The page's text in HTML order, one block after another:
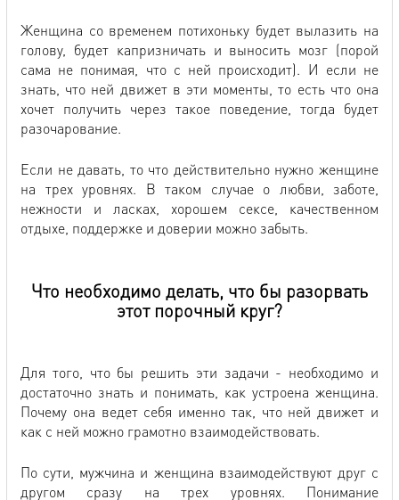
Женщина со временем потихоньку будет вылазить на
голову, будет капризничать и выносить мозг (порой
сама не понимая, что с ней происходит). И если не
знать, что ней движет в эти моменты, то есть что она
хочет получить через такое поведение, тогда будет
разочарование.
Если не давать, то что действительно нужно женщине
на трех уровнях. В таком случае о любви, заботе,
нежности и ласках, хорошем сексе, качественном
отдыхе, поддержке и доверии можно забыть.
Что необходимо делать, что бы разорвать
этот порочный круг?
Для того, что бы решить эти задачи - необходимо и
достаточно знать и понимать, как устроена женщина.
Почему она ведет себя именно так, что ней движет и
как с ней можно грамотно взаимодействовать.
По сути, мужчина и женщина взаимодействуют друг с
другом сразу на трех уровнях. Понимание